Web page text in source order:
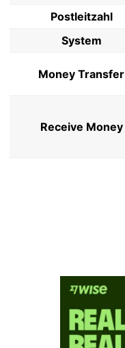
Postleitzahl
System
Money Transfer
Receive Money